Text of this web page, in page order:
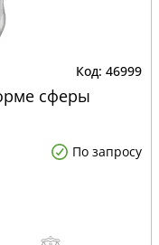
46999
сферы
По запросу